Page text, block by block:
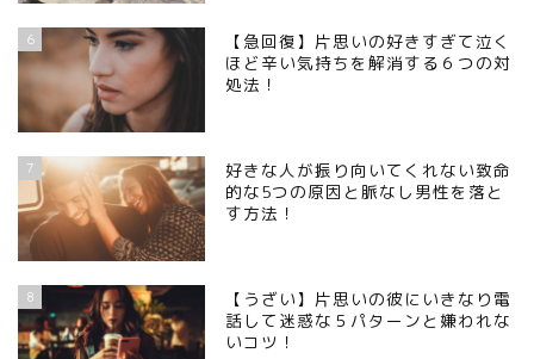
6
【急回復】片思いの好きすぎて泣く
ほど辛い気持ちを解消する６つの対
処法！
7
好きな人が振り向いてくれない致命
的な5つの原因と脈なし男性を落と
す方法！
8
【うざい】片思いの彼にいきなり電
話して迷惑な５パターンと嫌われな
いコツ！